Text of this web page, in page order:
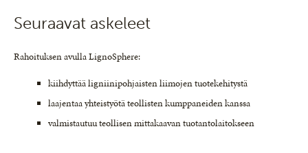
Seuraavat askeleet
Rahoituksen avulla LignoSphere:
kiihdyttää ligniinipohjaisten liimojen tuotekehitystä
laajentaa yhteistyötä teollisten kumppaneiden kanssa
valmistautuu teollisen mittakaavan tuotantolaitokseen